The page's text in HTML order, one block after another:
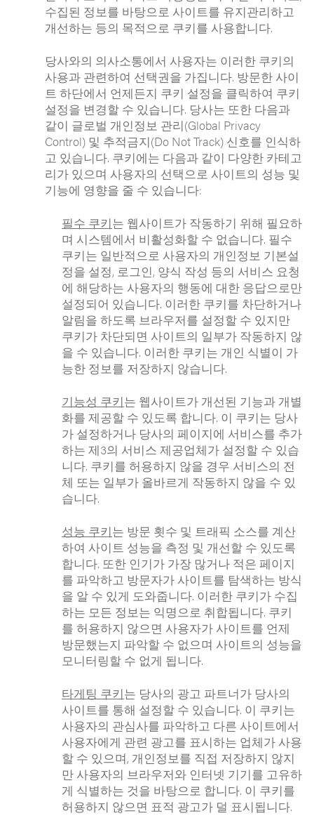
수집된 정보를 바탕으로 사이트를 유지관리하고
개선하는 등의 목적으로 쿠키를 사용합니다.
당사와의 의사소통에서 사용자는 이러한 쿠키의
사용과 관련하여 선택권을 가집니다. 방문한 사이
트 하단에서 언제든지 쿠키 설정을 클릭하여 쿠키
설정을 변경할 수 있습니다. 당사는 또한 다음과
같이 글로벌 개인정보 관리(Global Privacy
Control) 및 추적금지(Do Not Track) 신호를 인식하
고 있습니다. 쿠키에는 다음과 같이 다양한 카테고
리가 있으며 사용자의 선택으로 사이트의 성능 및
기능에 영향을 줄 수 있습니다:
필수 쿠키는 웹사이트가 작동하기 위해 필요하
며 시스템에서 비활성화할 수 없습니다. 필수
쿠키는 일반적으로 사용자의 개인정보 기본설
정을 설정, 로그인, 양식 작성 등의 서비스 요청
에 해당하는 사용자의 행동에 대한 응답으로만
설정되어 있습니다. 이러한 쿠키를 차단하거나
알림을 하도록 브라우저를 설정할 수 있지만
쿠키가 차단되면 사이트의 일부가 작동하지 않
을 수 있습니다. 이러한 쿠키는 개인 식별이 가
능한 정보를 저장하지 않습니다.
기능성 쿠키는 웹사이트가 개선된 기능과 개별
화를 제공할 수 있도록 합니다. 이 쿠키는 당사
가 설정하거나 당사의 페이지에 서비스를 추가
하는 제3의 서비스 제공업체가 설정할 수 있습
니다. 쿠키를 허용하지 않을 경우 서비스의 전
체 또는 일부가 올바르게 작동하지 않을 수 있
습니다.
성능 쿠키는 방문 횟수 및 트래픽 소스를 계산
하여 사이트 성능을 측정 및 개선할 수 있도록
합니다. 또한 인기가 가장 많거나 적은 페이지
를 파악하고 방문자가 사이트를 탐색하는 방식
을 알 수 있게 도와줍니다. 이러한 쿠키가 수집
하는 모든 정보는 익명으로 취합됩니다. 쿠키
를 허용하지 않으면 사용자가 사이트를 언제
방문했는지 파악할 수 없으며 사이트의 성능을
모니터링할 수 없게 됩니다.
타게팅 쿠키는 당사의 광고 파트너가 당사의
사이트를 통해 설정할 수 있습니다. 이 쿠키는
사용자의 관심사를 파악하고 다른 사이트에서
사용자에게 관련 광고를 표시하는 업체가 사용
할 수 있으며, 개인정보를 직접 저장하지 않지
만 사용자의 브라우저와 인터넷 기기를 고유하
게 식별하는 것을 바탕으로 합니다. 이 쿠키를
허용하지 않으면 표적 광고가 덜 표시됩니다.